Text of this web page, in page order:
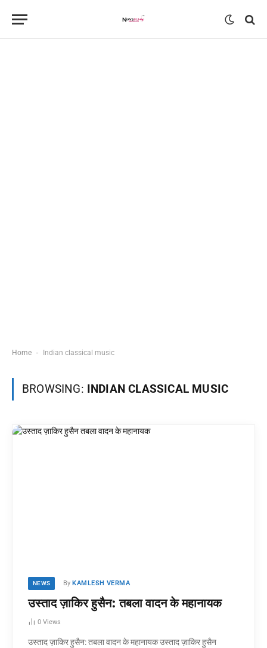
Home - Indian classical music
BROWSING: INDIAN CLASSICAL MUSIC
NEWS By KAMLESH VERMA
उस्ताद ज़ाकिर हुसैन: तबला वादन के महानायक
0 Views
उस्ताद ज़ाकिर हुसैन: तबला वादन के महानायक उस्ताद ज़ाकिर हुसैन